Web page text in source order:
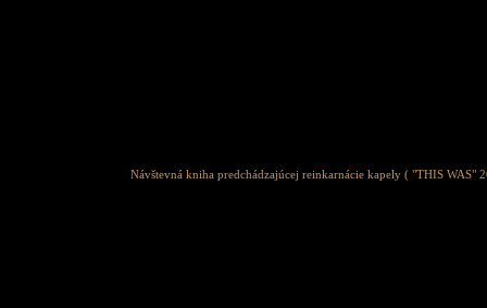
Návštevná kniha predchádzajúcej reinkarnácie kapely ( "THIS WAS"